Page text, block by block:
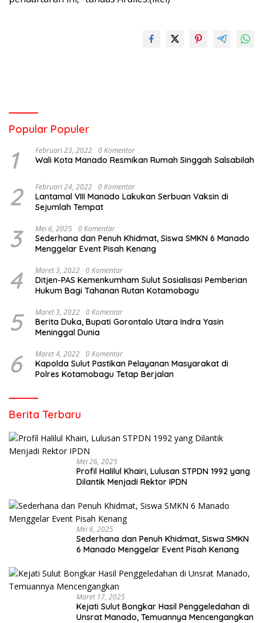
Popular Populer
1 Februari 23, 2022 0 Komentar
Wali Kota Manado Resmikan Rumah Singgah Salsabilah
2 Februari 24, 2022 0 Komentar
Lantamal VIII Manado Lakukan Serbuan Vaksin di
Sejumlah Tempat
3 Mei 6, 2025 0 Komentar
Sederhana dan Penuh Khidmat, Siswa SMKN 6 Manado
Menggelar Event Pisah Kenang
4 Maret 3, 2022 0 Komentar
Ditjen-PAS Kemenkumham Sulut Sosialisasi Pemberian
Hukum Bagi Tahanan Rutan Kotamobagu
5 Maret 3, 2022 0 Komentar
Berita Duka, Bupati Gorontalo Utara Indra Yasin
Meninggal Dunia
6 Maret 4, 2022 0 Komentar
Kapolda Sulut Pastikan Pelayanan Masyarakat di
Polres Kotamobagu Tetap Berjalan
Berita Terbaru
Mei 26, 2025
Profil Halilul Khairi, Lulusan STPDN 1992 yang
Dilantik Menjadi Rektor IPDN
Mei 6, 2025
Sederhana dan Penuh Khidmat, Siswa SMKN
6 Manado Menggelar Event Pisah Kenang
Maret 17, 2025
Kejati Sulut Bongkar Hasil Penggeledahan di
Unsrat Manado, Temuannya Mencengangkan